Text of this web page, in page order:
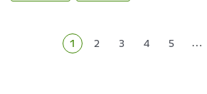
Pašreizējā lapa
1 Lapa
2 Lapa
3 Lapa
4 Lapa
5 …